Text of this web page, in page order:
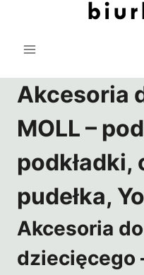
treści
Akcesoria
MOLL –
podkładki,
pudełka,
Akcesoria
dziecięcego